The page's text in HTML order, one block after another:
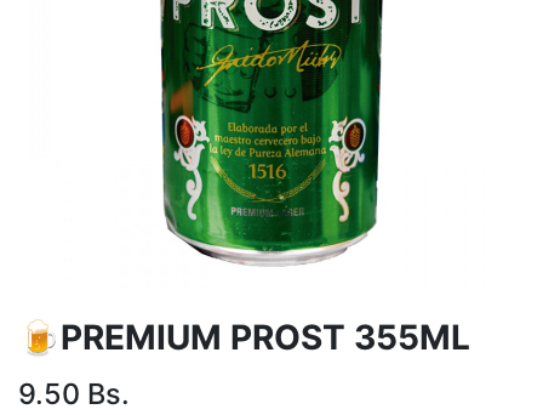
🍺PREMIUM PROST 355ML
9.50 Bs.